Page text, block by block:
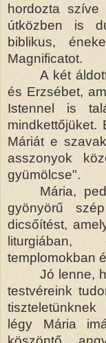
hordozta szíve
útközben is
biblikus,
Magnificatot.
A két
és Erzsébet,
Istennel is
mindkettőjüket.
Máriát e
asszonyok
gyümölcse".
Mária,
gyönyörű
dicsőítést,
liturgiában,
templomokban
Jó lenne,
testvéreink
légy Mária